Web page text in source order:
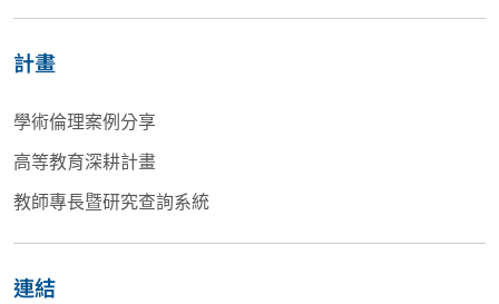
計畫
學術倫理案例分享
高等教育深耕計畫
教師專長暨研究查詢系統
連結